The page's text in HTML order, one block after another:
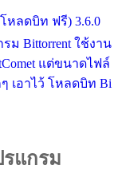
หลดบิท ฟรี) 3.6.0
ม Bittorrent ใช้งาน
แต่ขนาดไฟล์
เอาไว้ โหลดบิท Bi
รแกรม